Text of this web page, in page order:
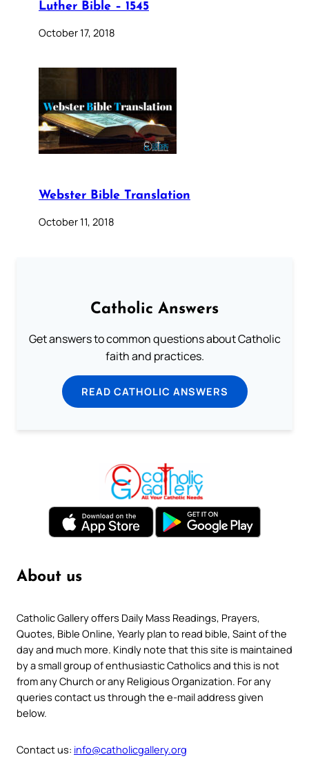
Luther Bible – 1545
October 17, 2018
Webster Bible Translation
October 11, 2018
Catholic Answers
Get answers to common questions about Catholic
faith and practices.
READ CATHOLIC ANSWERS
About us
Catholic Gallery offers Daily Mass Readings, Prayers,
Quotes, Bible Online, Yearly plan to read bible, Saint of the
day and much more. Kindly note that this site is maintained
by a small group of enthusiastic Catholics and this is not
from any Church or any Religious Organization. For any
queries contact us through the e-mail address given
below.
Contact us: info@catholicgallery.org